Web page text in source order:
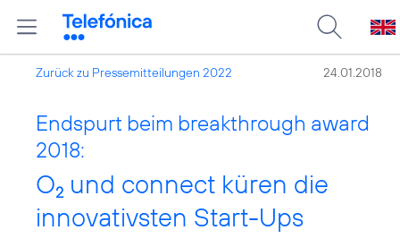
Zurück zu Pressemitteilungen 2022 24.01.2018
Endspurt beim breakthrough award
2018:
O2 und connect küren die
innovativsten Start-Ups